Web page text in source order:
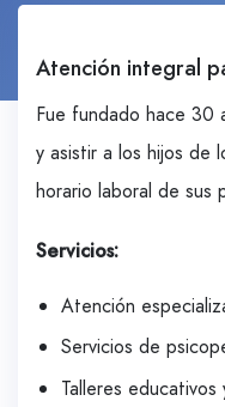
Atención integral
Fue fundado hace
y asistir a los hijos de
horario laboral de sus
Servicios:
Atención
Servicios de
Talleres